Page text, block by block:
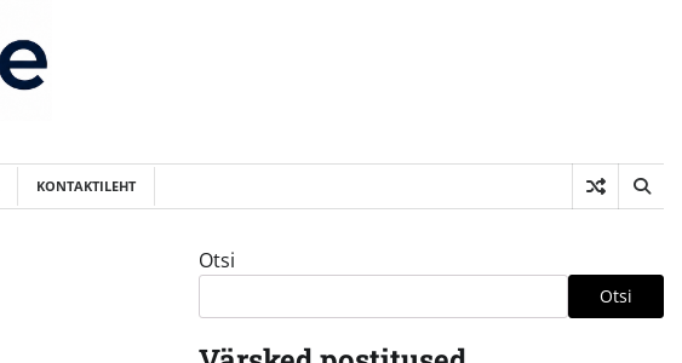
KONTAKTILEHT
Otsi
Otsi